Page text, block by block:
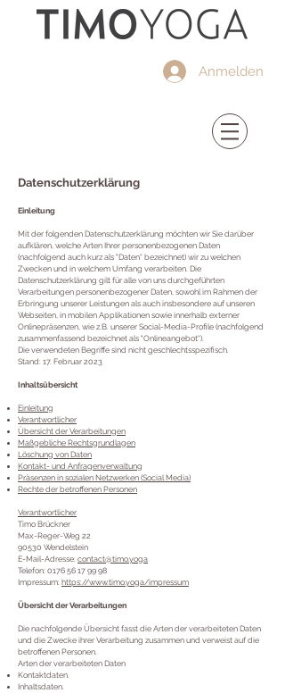
Anmelden
Datenschutzerklärung
Einleitung
Mit der folgenden Datenschutzerklärung möchten wir Sie darüber
aufklären, welche Arten Ihrer personenbezogenen Daten
(nachfolgend auch kurz als "Daten“ bezeichnet) wir zu welchen
Zwecken und in welchem Umfang verarbeiten. Die
Datenschutzerklärung gilt für alle von uns durchgeführten
Verarbeitungen personenbezogener Daten, sowohl im Rahmen der
Erbringung unserer Leistungen als auch insbesondere auf unseren
Webseiten, in mobilen Applikationen sowie innerhalb externer
Onlinepräsenzen, wie z.B. unserer Social-Media-Profile (nachfolgend
zusammenfassend bezeichnet als "Onlineangebot“).
Die verwendeten Begriffe sind nicht geschlechtsspezifisch.
Stand: 17. Februar 2023
Inhaltsübersicht
Einleitung
Verantwortlicher
Übersicht der Verarbeitungen
Maßgebliche Rechtsgrundlagen
Löschung von Daten
Kontakt- und Anfragenverwaltung
Präsenzen in sozialen Netzwerken (Social Media)
Rechte der betroffenen Personen
Verantwortlicher
Timo Brückner
Max-Reger-Weg 22
90530 Wendelstein
E-Mail-Adresse: contact@timo.yoga
Telefon: 0176 56 17 99 98
Impressum: https://www.timo.yoga/impressum
Übersicht der Verarbeitungen
Die nachfolgende Übersicht fasst die Arten der verarbeiteten Daten
und die Zwecke ihrer Verarbeitung zusammen und verweist auf die
betroffenen Personen.
Arten der verarbeiteten Daten
Kontaktdaten.
Inhaltsdaten.